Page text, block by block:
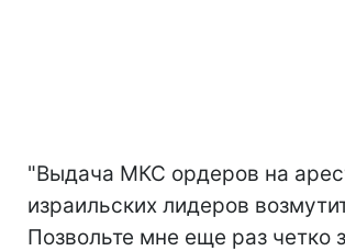
"Выдача МКС ордеров на
израильских лидеров
Позвольте мне еще раз четко